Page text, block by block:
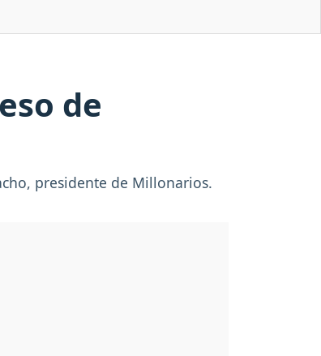
de
presidente de Millonarios.